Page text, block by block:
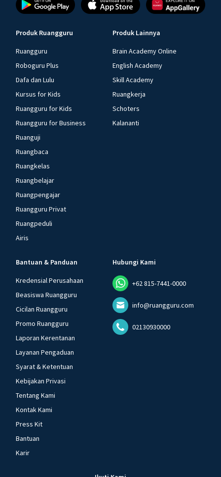
Produk Ruangguru
Ruangguru
Roboguru Plus
Dafa dan Lulu
Kursus for Kids
Ruangguru for Kids
Ruangguru for Business
Ruanguji
Ruangbaca
Ruangkelas
Ruangbelajar
Ruangpengajar
Ruangguru Privat
Ruangpeduli
Airis
Produk Lainnya
Brain Academy Online
English Academy
Skill Academy
Ruangkerja
Schoters
Kalananti
Bantuan & Panduan
Kredensial Perusahaan
Beasiswa Ruangguru
Cicilan Ruangguru
Promo Ruangguru
Laporan Kerentanan
Layanan Pengaduan
Syarat & Ketentuan
Kebijakan Privasi
Tentang Kami
Kontak Kami
Press Kit
Bantuan
Karir
Hubungi Kami
+62 815-7441-0000
info@ruangguru.com
02130930000